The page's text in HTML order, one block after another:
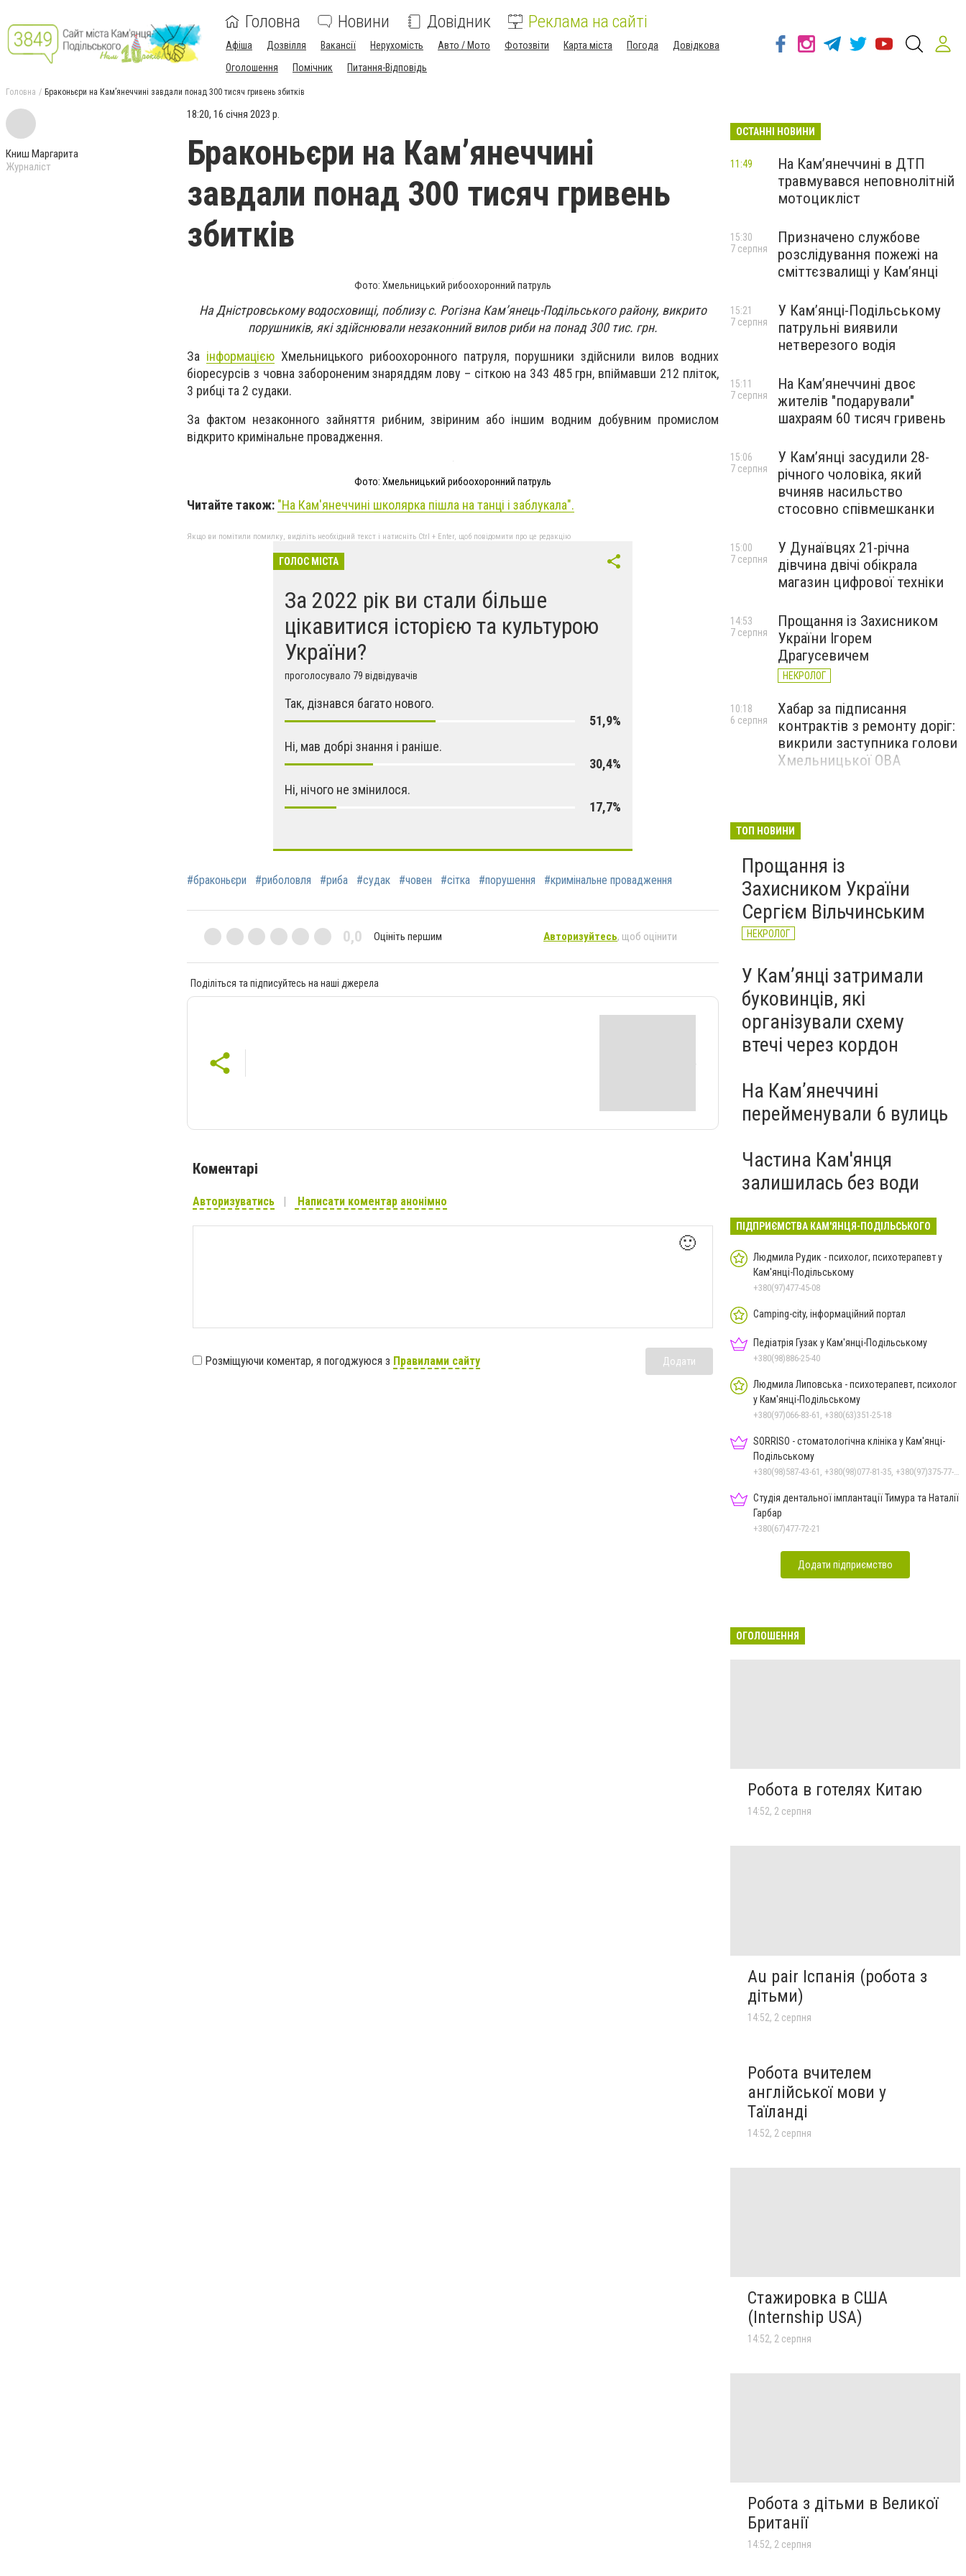
Головна Новини Довідник Реклама на сайті
Афіша Дозвілля Вакансії Нерухомість Авто / Мото Фотозвіти Карта міста Погода
Довідкова
Оголошення
Помічник Питання-Відповідь
Головна Браконьєри на Кам’янеччині завдали понад 300 тисяч гривень збитків
Книш Маргарита
Журналіст
18:20, 16 січня 2023 р.
Браконьєри на Кам’янеччині
завдали понад 300 тисяч гривень
збитків
Фото: Хмельницький рибоохоронний патруль
На Дністровському водосховищі, поблизу с. Рогізна Кам’янець-Подільського району, викрито
порушників, які здійснювали незаконний вилов риби на понад 300 тис. грн.
За інформацієюХмельницького рибоохоронного патруля, порушники здійснили вилов водних
біоресурсів з човна забороненим знаряддям лову – сіткою на 343 485 грн, впіймавши 212 пліток,
3 рибці та 2 судаки.
За фактом незаконного зайняття рибним, звіриним або іншим водним добувним промислом
відкрито кримінальне провадження.
Фото: Хмельницький рибоохоронний патруль
Читайте також: "На Кам'янеччині школярка пішла на танці і заблукала".
Якщо ви помітили помилку, виділіть необхідний текст і натисніть Ctrl + Enter, щоб повідомити про це редакцію
ГОЛОС МІСТА
За 2022 рік ви стали більше
цікавитися історією та культурою
України?
проголосувало 79 відвідувачів
Так, дізнався багато нового.
51,9%
Ні, мав добрі знання і раніше.
30,4%
Ні, нічого не змінилося.
17,7%
#браконьєри #риболовля #риба #судак #човен #сітка #порушення #кримінальне провадження
0,0 Оцініть першим Авторизуйтесь, щоб оцінити
Поділіться та підписуйтесь на наші джерела
Коментарі
Авторизуватись Написати коментар анонімно
🙂
Розміщуючи коментар, я погоджуюся з Правилами сайту Додати
ОСТАННІ НОВИНИ
На Кам’янеччині в ДТП
травмувався неповнолітній
мотоцикліст
11:49
Призначено службове
розслідування пожежі на
сміттєзвалищі у Кам’янці
15:30
7 серпня
У Кам’янці-Подільському
патрульні виявили
нетверезого водія
15:21
7 серпня
На Камʼянеччині двоє
жителів "подарували"
шахраям 60 тисяч гривень
15:11
7 серпня
У Камʼянці засудили 28-
річного чоловіка, який
вчиняв насильство
стосовно співмешканки
15:06
7 серпня
У Дунаївцях 21-річна
дівчина двічі обікрала
магазин цифрової техніки
15:00
7 серпня
Прощання із Захисником
України Ігорем
Драгусевичем
НЕКРОЛОГ
14:53
7 серпня
Хабар за підписання
контрактів з ремонту доріг:
викрили заступника голови
Хмельницької ОВА
10:18
6 серпня
ТОП НОВИНИ
Прощання із
Захисником України
Сергієм Вільчинським
НЕКРОЛОГ
У Кам’янці затримали
буковинців, які
організували схему
втечі через кордон
На Камʼянеччині
перейменували 6 вулиць
Частина Кам'янця
залишилась без води
ПІДПРИЄМСТВА КАМ'ЯНЦЯ-ПОДІЛЬСЬКОГО
Людмила Рудик - психолог, психотерапевт у
Кам'янці-Подільському
+380(97)477-45-08
Camping-city, інформаційний портал
Педіатрія Гузак у Кам'янці-Подільському
+380(98)886-25-40
Людмила Липовська - психотерапевт, психолог
у Кам'янці-Подільському
+380(97)066-83-61, +380(63)351-25-18
SORRISO - стоматологічна клініка у Кам'янці-
Подільському
+380(98)587-43-61, +380(98)077-81-35, +380(97)375-77-72, +380(97)982-31-07
Студія дентальної імплантації Тимура та Наталії
Гарбар
+380(67)477-72-21
Додати підприємство
ОГОЛОШЕННЯ
Робота в готелях Китаю
14:52, 2 серпня
Au pair Іспанія (робота з
дітьми)
14:52, 2 серпня
Робота вчителем
англійської мови у
Таїланді
14:52, 2 серпня
Стажировка в США
(Internship USA)
14:52, 2 серпня
Робота з дітьми в Великої
Британії
14:52, 2 серпня